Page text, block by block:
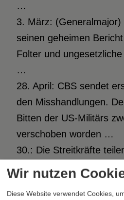
…
3. März: (Generalmajor)
seinen geheimen
Folter und
…
28. April: CBS sendet
den Misshandlungen.
Bitten der US-Militärs
verschoben worden …
30.: Die Streitkräfte
Guantánamo-
Wir nutzen
Diese Website verwendet Cookies,